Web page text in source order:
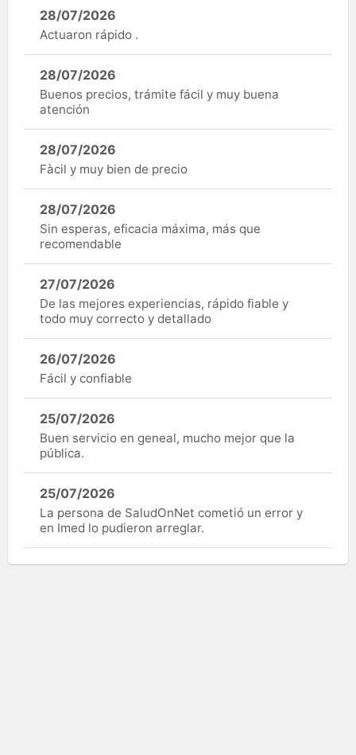
28/07/2026
Actuaron rápido .
28/07/2026
Buenos precios, trámite fácil y muy buena
atención
28/07/2026
Fàcil y muy bien de precio
28/07/2026
Sin esperas, eficacia máxima, más que
recomendable
27/07/2026
De las mejores experiencias, rápido fiable y
todo muy correcto y detallado
26/07/2026
Fácil y confiable
25/07/2026
Buen servicio en geneal, mucho mejor que la
pública.
25/07/2026
La persona de SaludOnNet cometió un error y
en Imed lo pudieron arreglar.